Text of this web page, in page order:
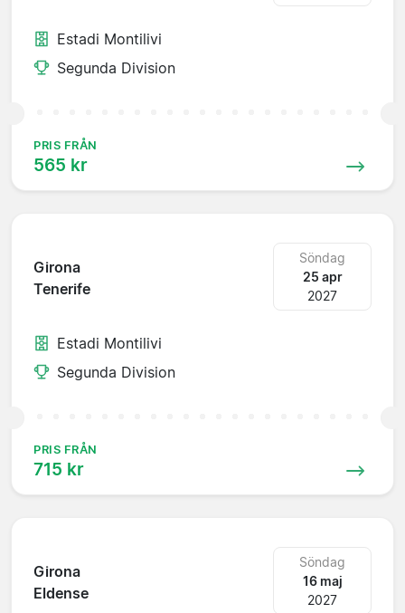
Estadi Montilivi
Segunda Division
PRIS FRÅN
565 kr
Girona
Tenerife
Söndag
25 apr
2027
Estadi Montilivi
Segunda Division
PRIS FRÅN
715 kr
Girona
Eldense
Söndag
16 maj
2027